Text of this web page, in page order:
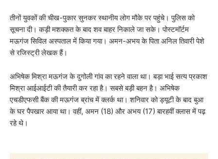
तीनों युवकों की चीख-पुकार सुनकर स्थानीय लोग मौके पर पहुंचे। पुलिस को
सूचना दी। कड़ी मशक्कत के बाद शव बाहर निकाले जा सके। पोस्टमॉर्टम
मऊगंज सिविल अस्पताल में किया गया। अमन-अभय के पिता अनिल तिवारी पेशे
से रजिस्ट्री लेखक हैं।
अभिषेक मिश्रा मऊगंज के दुगोली गांव का रहने वाला था। बड़ा भाई सत्य प्रकाश
मिश्रा आईआईटी की तैयारी कर रहा है। सबसे बड़ी बहन है। अभिषेक
एचडीएफसी बैंक की मऊगंज ब्रांच में क्लर्क था। शनिवार को ड्यूटी के बाद बुआ
के घर पैपखार आया था। वहीं, अमन (18) और अभय (17) बारहवीं क्लास में पढ़
रहे थे।